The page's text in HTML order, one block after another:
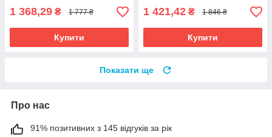
1 368,29 ₴ 1 777 ₴
Купити
1 421,42 ₴ 1 846 ₴
Купити
Показати ще
Про нас
91% позитивних з 145 відгуків за рік